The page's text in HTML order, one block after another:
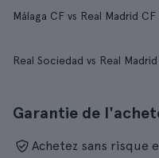
Málaga CF vs Real Madrid CF
Real Sociedad vs Real
Garantie de
Achetez sans risque